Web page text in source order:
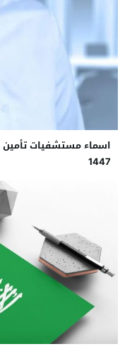
اسماء مستشفيات
1447